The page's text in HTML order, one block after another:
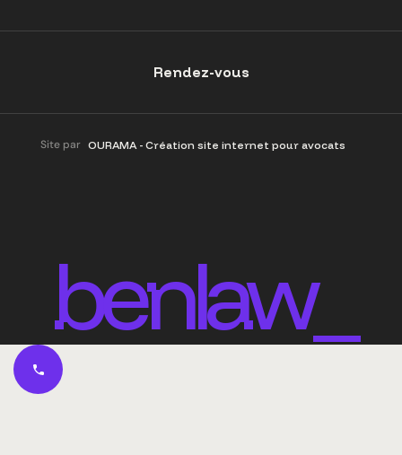
Rendez-vous
Site par OURAMA - Création site internet pour avocats
benlaw_